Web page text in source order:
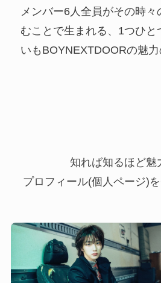
メンバー6人全員がその時々
むことで生まれる、1つひと
いもBOYNEXTDOORの魅力
知れば知るほど
プロフィール(個人ページ)